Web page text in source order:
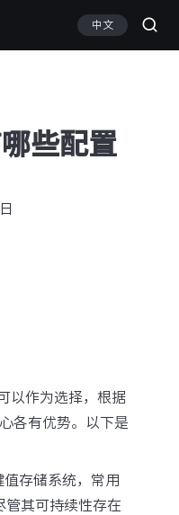
中文
些配置
以作为选择，根据
各有优势。以下是
值存储系统，常用
管其可持续性存在